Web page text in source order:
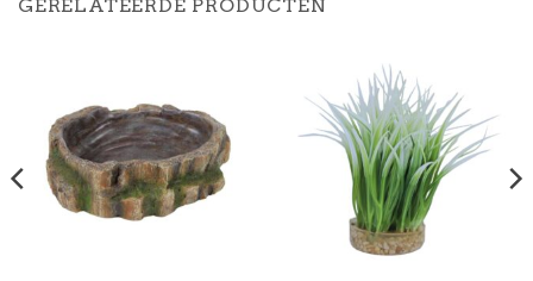
GERELATEERDE PRODUCTEN